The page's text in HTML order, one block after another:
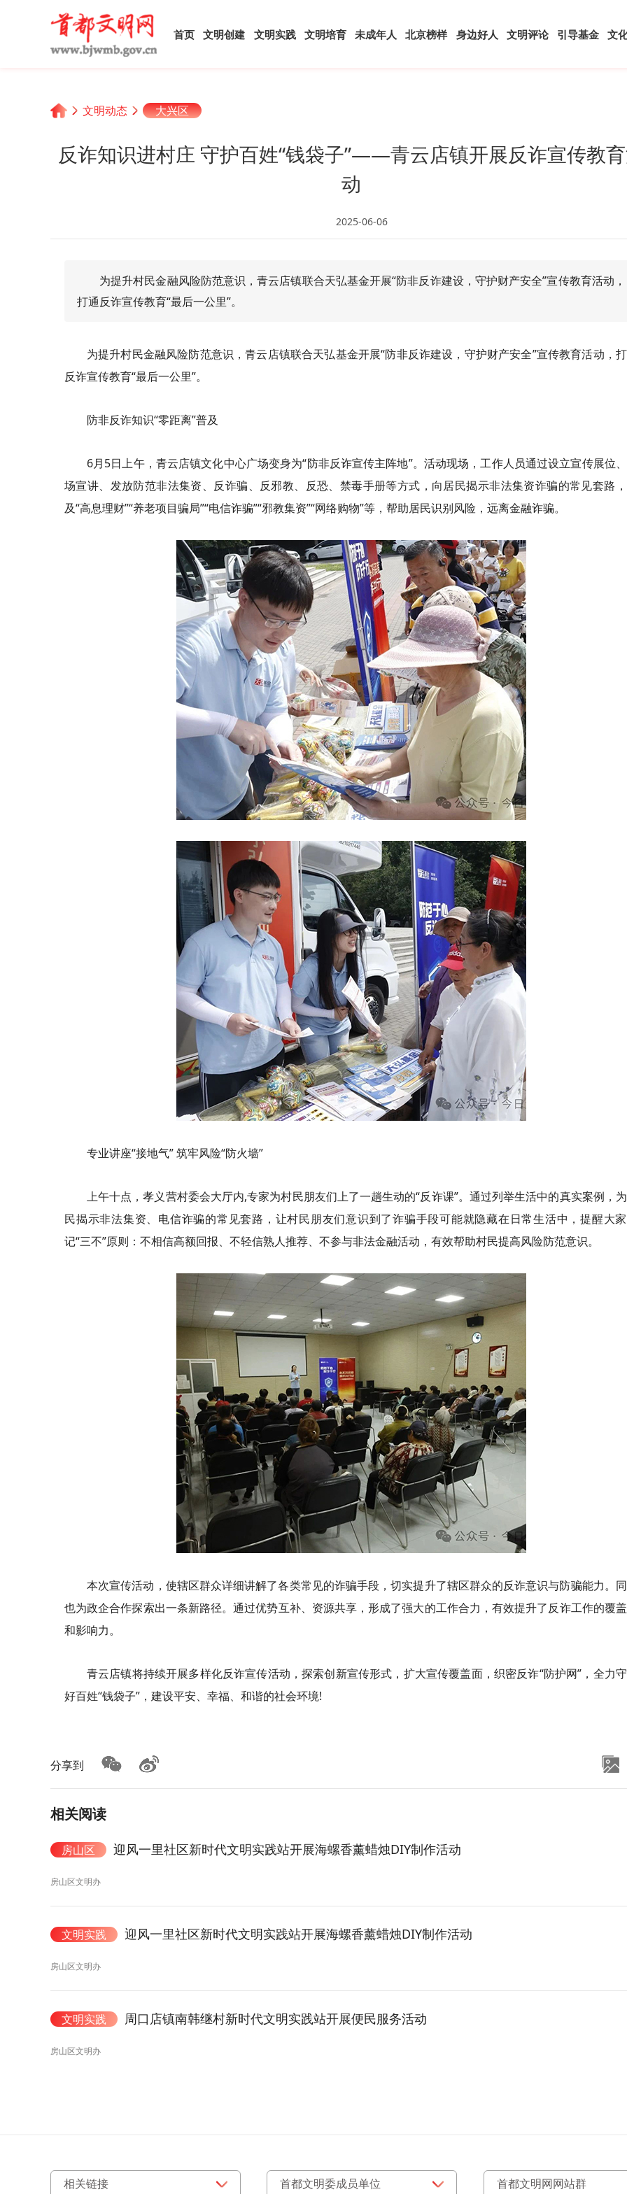
首页 文明创建 文明实践 文明培育 未成年人 北京榜样 身边好人 文明评论 引导基金 文
文明动态 大兴区
反诈知识进村庄 守护百姓“钱袋子”——青云店镇开展反诈宣传教
动
2025-06-06
为提升村民金融风险防范意识，青云店镇联合天弘基金开展“防非反诈建设，守护财产安全”宣传教育活动，
打通反诈宣传教育“最后一公里”。
为提升村民金融风险防范意识，青云店镇联合天弘基金开展“防非反诈建设，守护财产安全”宣传教育活动，
反诈宣传教育“最后一公里”。
防非反诈知识“零距离”普及
6月5日上午，青云店镇文化中心广场变身为“防非反诈宣传主阵地”。活动现场，工作人员通过设立宣传展位
场宣讲、发放防范非法集资、反诈骗、反邪教、反恐、禁毒手册等方式，向居民揭示非法集资诈骗的常见套路
及“高息理财”“养老项目骗局”“电信诈骗”“邪教集资”“网络购物”等，帮助居民识别风险，远离金融诈骗。
专业讲座“接地气” 筑牢风险“防火墙”
上午十点，孝义营村委会大厅内,专家为村民朋友们上了一趟生动的“反诈课”。通过列举生活中的真实案例，
民揭示非法集资、电信诈骗的常见套路，让村民朋友们意识到了诈骗手段可能就隐藏在日常生活中，提醒大
记“三不”原则：不相信高额回报、不轻信熟人推荐、不参与非法金融活动，有效帮助村民提高风险防范意识。
本次宣传活动，使辖区群众详细讲解了各类常见的诈骗手段，切实提升了辖区群众的反诈意识与防骗能力。
也为政企合作探索出一条新路径。通过优势互补、资源共享，形成了强大的工作合力，有效提升了反诈工作的覆
和影响力。
青云店镇将持续开展多样化反诈宣传活动，探索创新宣传形式，扩大宣传覆盖面，织密反诈“防护网”，全力
好百姓“钱袋子”，建设平安、幸福、和谐的社会环境!
分享到
相关阅读
房山区 迎风一里社区新时代文明实践站开展海螺香薰蜡烛DIY制作活动
房山区文明办
文明实践 迎风一里社区新时代文明实践站开展海螺香薰蜡烛DIY制作活动
房山区文明办
文明实践 周口店镇南韩继村新时代文明实践站开展便民服务活动
房山区文明办